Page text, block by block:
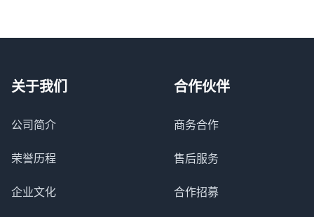
关于我们
公司简介
荣誉历程
企业文化
合作伙伴
商务合作
售后服务
合作招募